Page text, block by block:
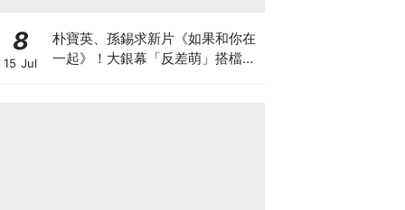
8
15 Jul
朴寶英、孫錫求新片《如果和你在
一起》！大銀幕「反差萌」搭檔、